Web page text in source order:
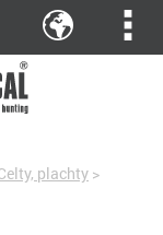
plachty >